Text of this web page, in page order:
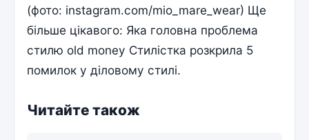
(фото: instagram.com/mio_mare_wear) Ще
більше цікавого: Яка головна проблема
стилю old money Стилістка розкрила 5
помилок у діловому стилі.
Читайте також